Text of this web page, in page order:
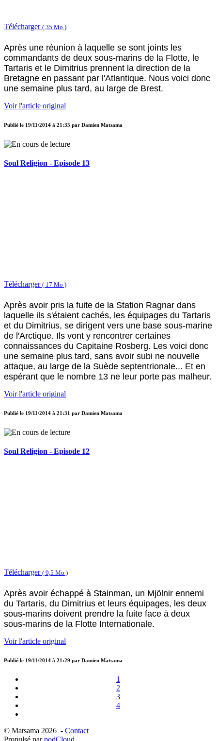
Télécharger ( 35 Mo )
Après une réunion à laquelle se sont joints les
commandants de deux sous-marins de la Flotte, le
Tartaris et le Dimitrius prennent la direction de la
Bretagne en passant par l'Atlantique. Nous voici donc
une semaine plus tard, au large de Brest.
Voir l'article original
Publié le 19/11/2014 à 21:35 par Damien Matsama
Soul Religion - Episode 13
Télécharger ( 17 Mo )
Après avoir pris la fuite de la Station Ragnar dans
laquelle ils s'étaient cachés, les équipages du Tartaris
et du Dimitrius, se dirigent vers une base sous-marine
de l'Arctique. Ils vont y rencontrer certaines
connaissances du Capitaine Rosberg. Les voici donc
une semaine plus tard, sans avoir subi ne nouvelle
attaque, au large de la Suède septentrionale... Et en
espérant que le nombre 13 ne leur porte pas malheur.
Voir l'article original
Publié le 19/11/2014 à 21:31 par Damien Matsama
Soul Religion - Episode 12
Télécharger ( 9,5 Mo )
Après avoir échappé à Stainman, un Mjölnir ennemi
du Tartaris, du Dimitrius et leurs équipages, les deux
sous-marins doivent prendre la fuite face à deux
sous-marins de la Flotte Internationale.
Voir l'article original
Publié le 19/11/2014 à 21:29 par Damien Matsama
1
2
3
4
© Matsama 2026 - Contact